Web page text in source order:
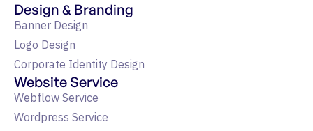
Design & Branding
Banner Design
Logo Design
Corporate Identity Design
Website Service
Webflow Service
Wordpress Service